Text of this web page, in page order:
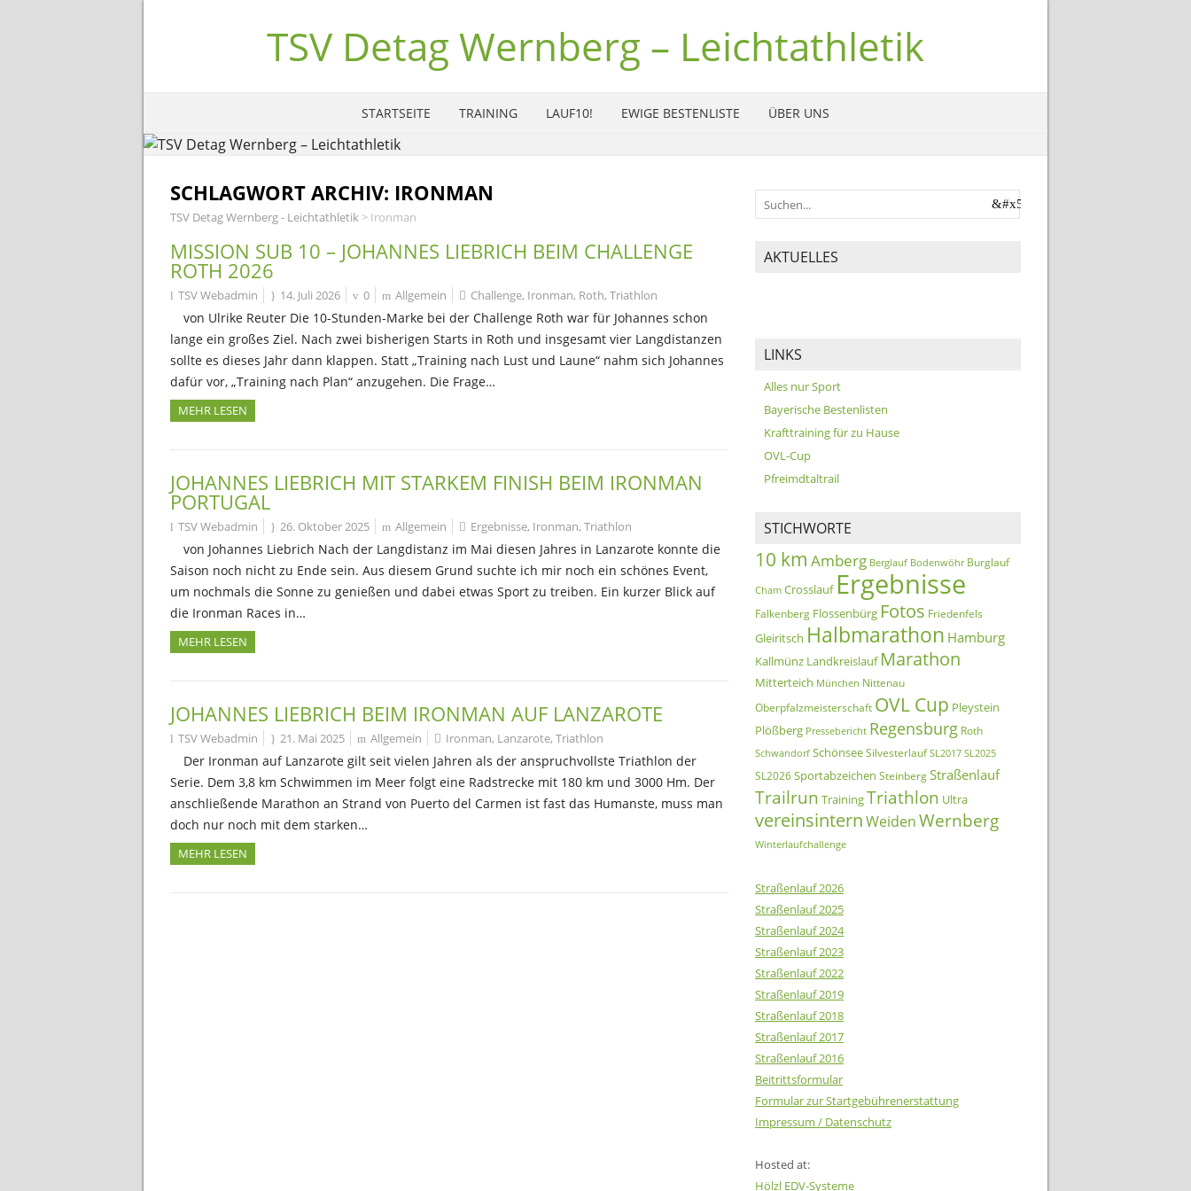
TSV Detag Wernberg – Leichtathletik
STARTSEITE TRAINING LAUF10! EWIGE BESTENLISTE ÜBER UNS
SCHLAGWORT ARCHIV: IRONMAN
TSV Detag Wernberg - Leichtathletik > Ironman
MISSION SUB 10 – JOHANNES LIEBRICH BEIM CHALLENGE
ROTH 2026
TSV Webadmin 14. Juli 2026 0 Allgemein Challenge, Ironman, Roth, Triathlon
von Ulrike Reuter Die 10-Stunden-Marke bei der Challenge Roth war für Johannes schon
lange ein großes Ziel. Nach zwei bisherigen Starts in Roth und insgesamt vier Langdistanzen
sollte es dieses Jahr dann klappen. Statt „Training nach Lust und Laune“ nahm sich Johannes
dafür vor, „Training nach Plan“ anzugehen. Die Frage…
MEHR LESEN
JOHANNES LIEBRICH MIT STARKEM FINISH BEIM IRONMAN
PORTUGAL
TSV Webadmin 26. Oktober 2025 Allgemein Ergebnisse, Ironman, Triathlon
von Johannes Liebrich Nach der Langdistanz im Mai diesen Jahres in Lanzarote konnte die
Saison noch nicht zu Ende sein. Aus diesem Grund suchte ich mir noch ein schönes Event,
um nochmals die Sonne zu genießen und dabei etwas Sport zu treiben. Ein kurzer Blick auf
die Ironman Races in…
MEHR LESEN
JOHANNES LIEBRICH BEIM IRONMAN AUF LANZAROTE
TSV Webadmin 21. Mai 2025 Allgemein Ironman, Lanzarote, Triathlon
Der Ironman auf Lanzarote gilt seit vielen Jahren als der anspruchvollste Triathlon der
Serie. Dem 3,8 km Schwimmen im Meer folgt eine Radstrecke mit 180 km und 3000 Hm. Der
anschließende Marathon an Strand von Puerto del Carmen ist fast das Humanste, muss man
doch nur noch mit dem starken…
MEHR LESEN
AKTUELLES
LINKS
Alles nur Sport
Bayerische Bestenlisten
Krafttraining für zu Hause
OVL-Cup
Pfreimdtaltrail
STICHWORTE
10 km Amberg Berglauf Bodenwöhr Burglauf
Cham Crosslauf Ergebnisse
Falkenberg Flossenbürg Fotos Friedenfels
Gleiritsch Halbmarathon Hamburg
Kallmünz Landkreislauf Marathon
Mitterteich München Nittenau
Oberpfalzmeisterschaft OVL Cup Pleystein
Plößberg Pressebericht Regensburg Roth
Schwandorf SchönseeSilvesterlauf SL2017 SL2025
SL2026Sportabzeichen SteinbergStraßenlauf
Trailrun TrainingTriathlon Ultra
vereinsinternWeidenWernberg
Winterlaufchallenge
Straßenlauf 2026
Straßenlauf 2025
Straßenlauf 2024
Straßenlauf 2023
Straßenlauf 2022
Straßenlauf 2019
Straßenlauf 2018
Straßenlauf 2017
Straßenlauf 2016
Beitrittsformular
Formular zur Startgebührenerstattung
Impressum / Datenschutz
Hosted at:
Hölzl EDV-Systeme